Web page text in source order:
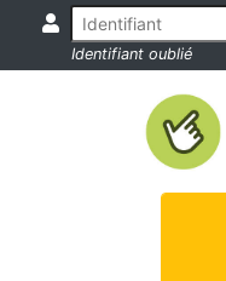
Identifiant oublié